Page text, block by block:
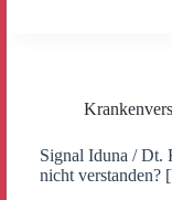
Signal Iduna / Dt.
nicht verstanden?